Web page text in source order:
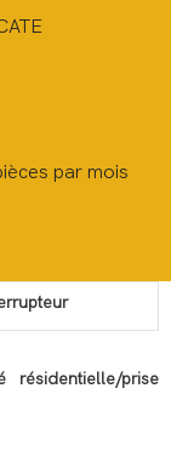
par mois
résidentielle/prise